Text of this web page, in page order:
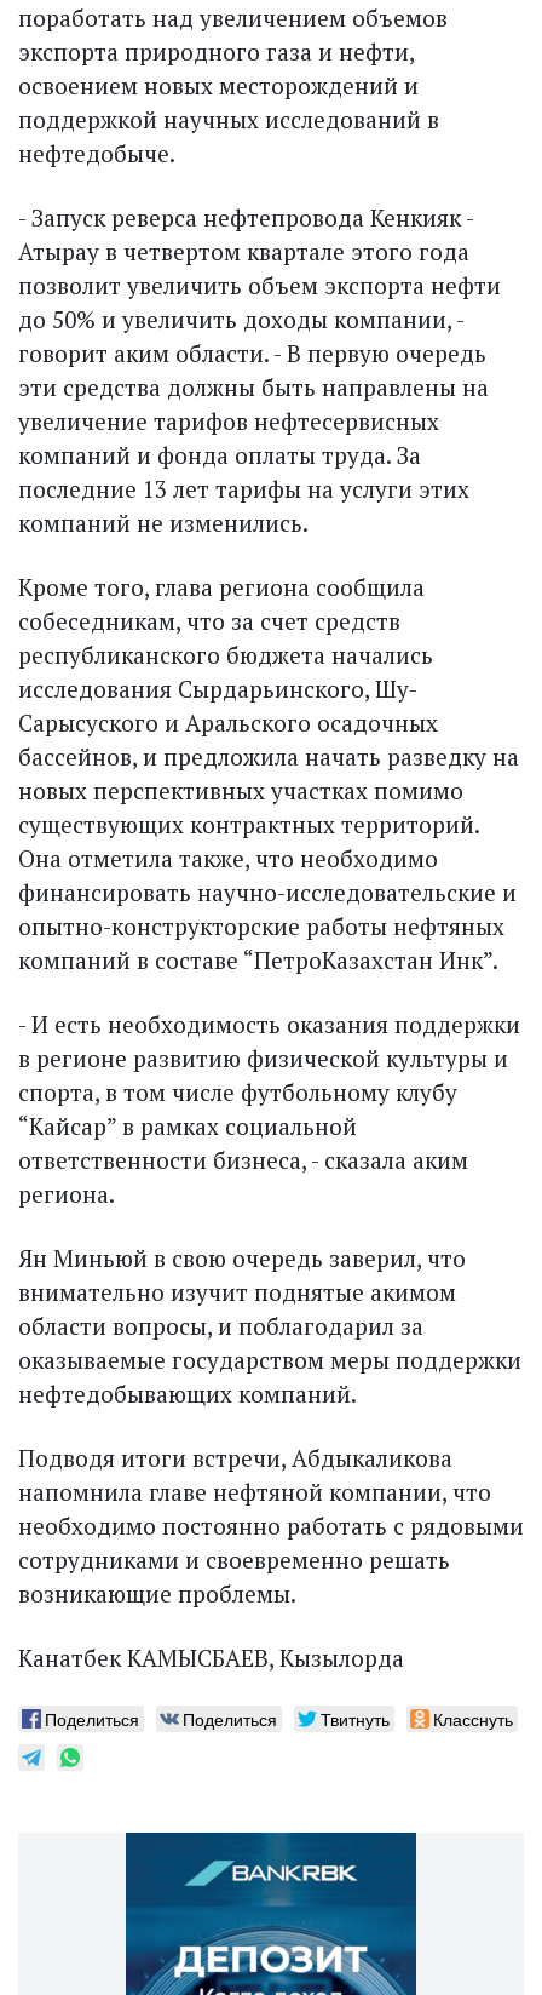
поработать над увеличением объемов
экспорта природного газа и нефти,
освоением новых месторождений и
поддержкой научных исследований в
нефтедобыче.
- Запуск реверса нефтепровода Кенкияк -
Атырау в четвертом квартале этого года
позволит увеличить объем экспорта нефти
до 50% и увеличить доходы компании, -
говорит аким области. - В первую очередь
эти средства должны быть направлены на
увеличение тарифов нефтесервисных
компаний и фонда оплаты труда. За
последние 13 лет тарифы на услуги этих
компаний не изменились.
Кроме того, глава региона сообщила
собеседникам, что за счет средств
республиканского бюджета начались
исследования Сырдарьинского, Шу-
Сарысуского и Аральского осадочных
бассейнов, и предложила начать разведку на
новых перспективных участках помимо
существующих контрактных территорий.
Она отметила также, что необходимо
финансировать научно-исследовательские и
опытно-конструкторские работы нефтяных
компаний в составе “ПетроКазахстан Инк”.
- И есть необходимость оказания поддержки
в регионе развитию физической культуры и
спорта, в том числе футбольному клубу
“Кайсар” в рамках социальной
ответственности бизнеса, - сказала аким
региона.
Ян Миньюй в свою очередь заверил, что
внимательно изучит поднятые акимом
области вопросы, и поблагодарил за
оказываемые государством меры поддержки
нефтедобывающих компаний.
Подводя итоги встречи, Абдыкаликова
напомнила главе нефтяной компании, что
необходимо постоянно работать с рядовыми
сотрудниками и своевременно решать
возникающие проблемы.
Канатбек КАМЫСБАЕВ, Кызылорда
Поделиться Поделиться Твитнуть Класснуть